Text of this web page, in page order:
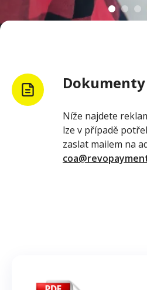
Níže najdete
lze v případě
zaslat mailem na